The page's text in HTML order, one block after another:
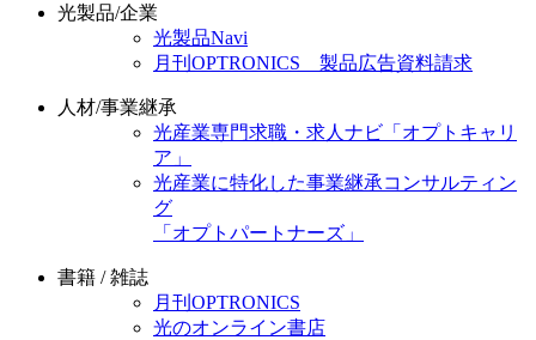
光製品/企業
光製品Navi
月刊OPTRONICS 製品広告資料請求
人材/事業継承
光産業専門求職・求人ナビ「オプトキャリ
ア」
光産業に特化した事業継承コンサルティン
グ
「オプトパートナーズ」
書籍 / 雑誌
月刊OPTRONICS
光のオンライン書店